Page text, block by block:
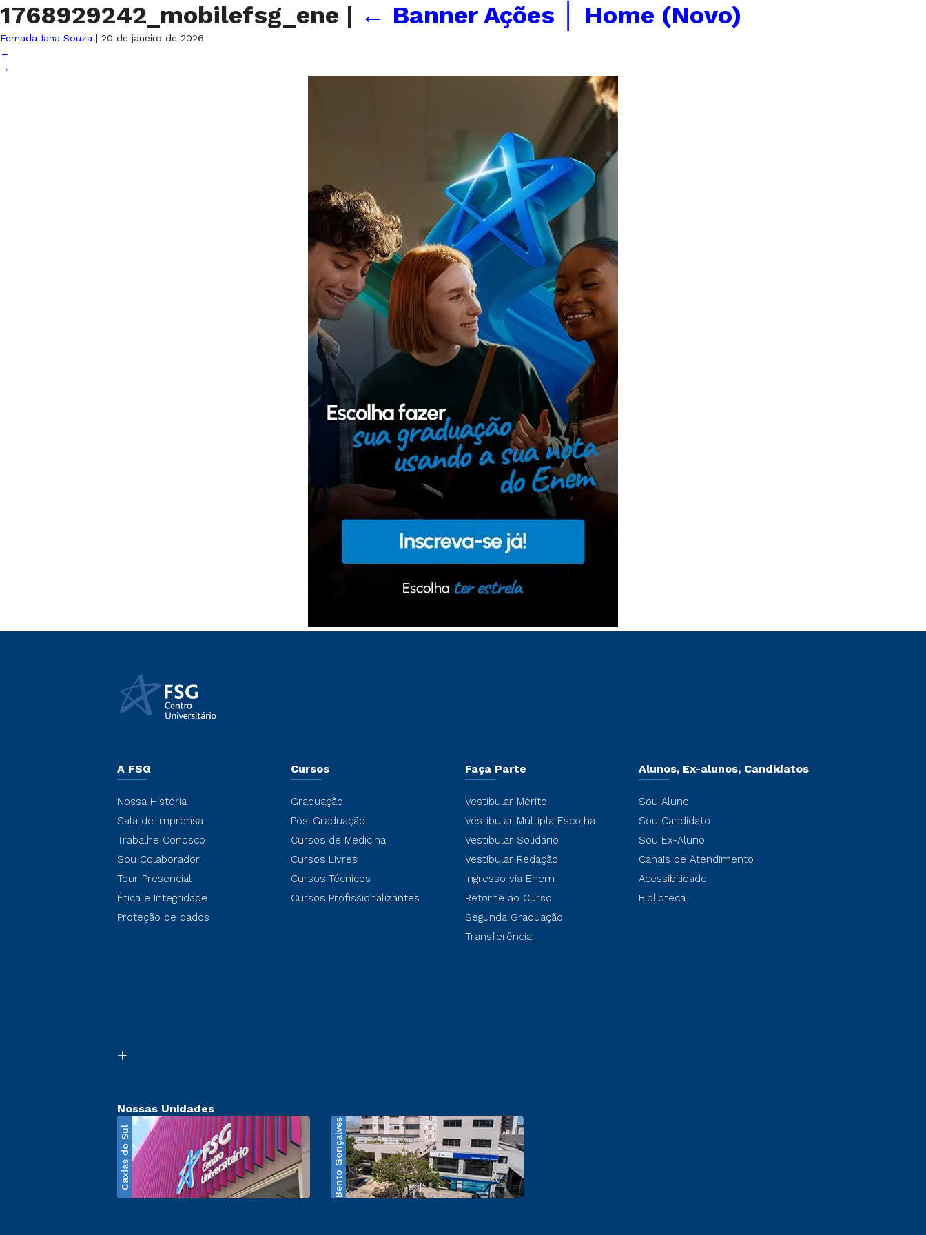
1768929242_mobilefsg_ene | ← Banner Ações │ Home (Novo)
Fernada Iana Souza | 20 de janeiro de 2026
←
→
A FSG
Nossa História
Sala de Imprensa
Trabalhe Conosco
Sou Colaborador
Tour Presencial
Ética e Integridade
Proteção de dados
Cursos
Graduação
Pós-Graduação
Cursos de Medicina
Cursos Livres
Cursos Técnicos
Cursos Profissionalizantes
Faça Parte
Vestibular Mérito
Vestibular Múltipla Escolha
Vestibular Solidário
Vestibular Redação
Ingresso via Enem
Retorne ao Curso
Segunda Graduação
Transferência
Alunos, Ex-alunos, Candidatos
Sou Aluno
Sou Candidato
Sou Ex-Aluno
Canais de Atendimento
Acessibilidade
Biblioteca
Nossas Unidades
Caxias do Sul Bento Gonçalves